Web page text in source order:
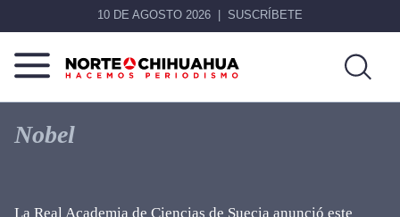
10 DE AGOSTO 2026 SUSCRÍBETE
Norte
De
Chihuahua
Más
que
noticias,
Nobel
La Real Academia de Ciencias de Suecia anunció este